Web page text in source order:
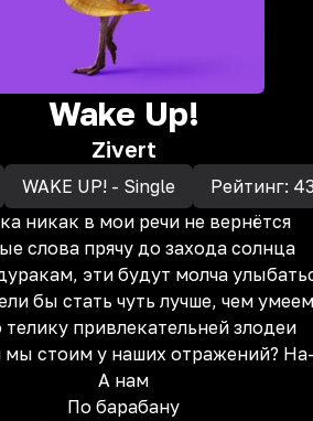
Wake Up!
Zivert
WAKE UP! - Single Рейтинг:
никак в мои речи не вернётся
слова прячу до захода солнца
эти будут молча
бы стать чуть лучше, чем умеем
привлекательней злодеи
мы стоим у наших отражений?
А нам
По барабану